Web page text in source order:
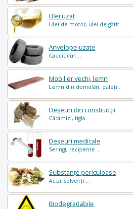
Ulei uzat
Ulei de motor, ulei de gătit...
Anvelope uzate
Cauciucuri...
Mobilier vechi, lemn
Lemn din demolări, paleți...
Deșeuri din construcții
Cărămizi, tiglă...
Deșeuri medicale
Seringi, recipente ...
Substanțe periculoase
Acizi, solvenți ...
Biodegradabile